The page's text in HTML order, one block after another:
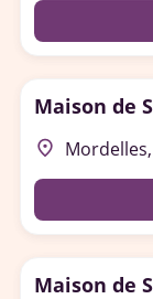
Maison de
place
Maison de